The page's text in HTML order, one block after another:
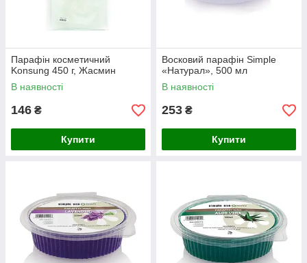
Парафін косметичний
Konsung 450 г, Жасмин
В наявності
146 ₴
Купити
Восковий парафін Simple
«Натурал», 500 мл
В наявності
253 ₴
Купити